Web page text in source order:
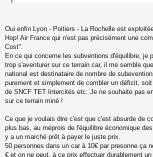
Oui enfin Lyon - Poitiers - La Rochelle est
Hop! Air France qui n'est pas précisément une
Cost".
En ce qui concerne les subventions d'équilibre, je
trop s'aventurer sur ce terrain car, il me semble
national est destinataire de nombre de
purement et simplement de combler un déficit,
de SNCF TET Intercités etc. Je ne souhaite pas
sur ce terrain miné !
Ce que je voulais dire c'est que c'est absurde de
plus bas, au méprois de l'équilibre économique
y a un marché prêt à payer le juste prix.
50 personnes dans un car à 10€ par presonne ça
€ et on ne peut, à ce prix effectuer durablement